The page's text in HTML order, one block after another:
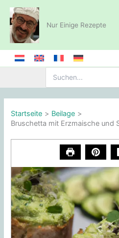
Zum
Inhalt
springen
Nur Einige Rezepte
nach:
Startseite
Beilage
Bruschetta mit Erzmaische und